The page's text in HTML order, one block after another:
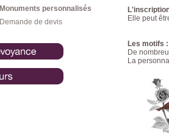
Monuments personnalisés
Demande de devis
Elle peut
Les motifs :
De
La